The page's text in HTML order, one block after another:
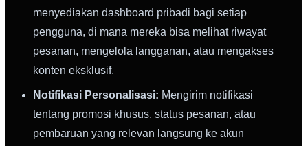
menyediakan dashboard pribadi bagi setiap
pengguna, di mana mereka bisa melihat riwayat
pesanan, mengelola langganan, atau mengakses
konten eksklusif.
Notifikasi Personalisasi: Mengirim notifikasi
tentang promosi khusus, status pesanan, atau
pembaruan yang relevan langsung ke akun